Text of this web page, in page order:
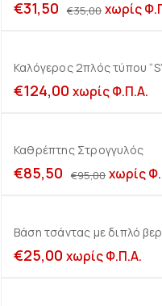
€35,00
€31,50 χωρίς
Καλόγερος 2πλός τύπου
€124,00 χωρίς Φ.Π.Α.
Καθρέπτης Στρογγυλός
€95,00
€85,50 χωρίς
Βάση τσάντας με διπλό
€25,00 χωρίς Φ.Π.Α.